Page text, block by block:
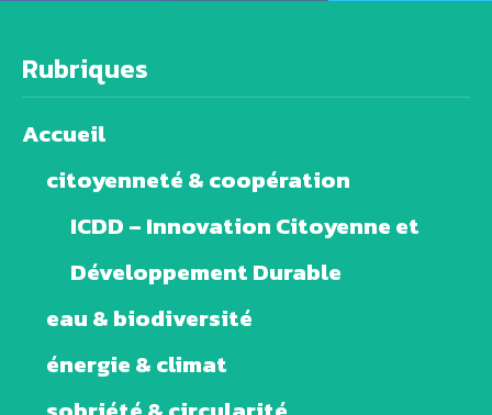
Rubriques
Accueil
citoyenneté & coopération
ICDD – Innovation Citoyenne et
Développement Durable
eau & biodiversité
énergie & climat